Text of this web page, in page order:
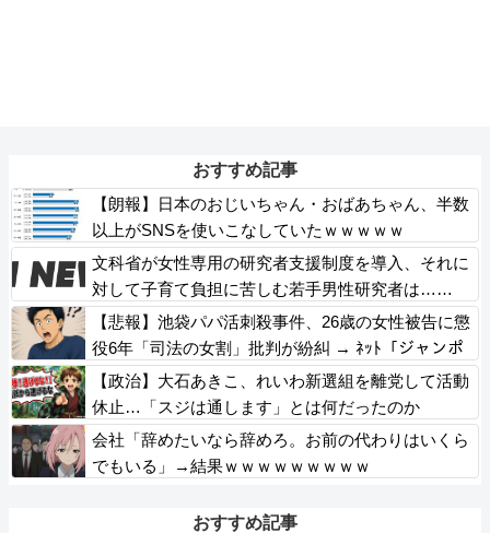
おすすめ記事
【朗報】日本のおじいちゃん・おばあちゃん、半数
以上がSNSを使いこなしていたｗｗｗｗｗ
文科省が女性専用の研究者支援制度を導入、それに
対して子育て負担に苦しむ若手男性研究者は……
【悲報】池袋パパ活刺殺事件、26歳の女性被告に懲
役6年「司法の女割」批判が紛糾 → ﾈｯﾄ「ジャンポ
ケ斎藤の罪より軽くて草」ｗｗｗｗｗｗｗｗｗｗｗ
ｗｗｗｗｗ
【政治】大石あきこ、れいわ新選組を離党して活動
休止…「スジは通します」とは何だったのか
会社「辞めたいなら辞めろ。お前の代わりはいくら
でもいる」→結果ｗｗｗｗｗｗｗｗｗ
おすすめ記事